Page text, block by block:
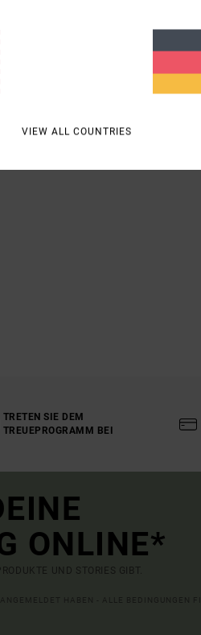
TRETEN SIE DEM
TREUEPROGRAMM BEI
ONLINE*
UND STORIES GIBT.
VIEW ALL COUNTRIES